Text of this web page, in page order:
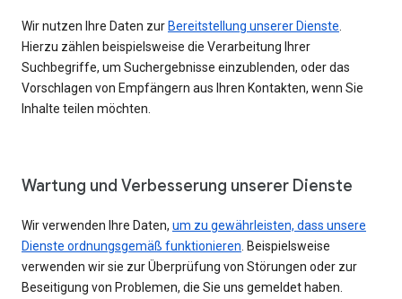
Wir nutzen Ihre Daten zur Bereitstellung unserer Dienste
Hierzu zählen beispielsweise die Verarbeitung Ihrer
Suchbegriffe, um Suchergebnisse einzublenden, oder das
Vorschlagen von Empfängern aus Ihren Kontakten, wenn Sie
Inhalte teilen möchten.
Wartung und Verbesserung unserer Dienste
Wir verwenden Ihre Daten, um zu gewährleisten, dass unsere
Dienste ordnungsgemäß funktionieren . Beispielsweise
verwenden wir sie zur Überprüfung von Störungen oder zur
Beseitigung von Problemen, die Sie uns gemeldet haben.